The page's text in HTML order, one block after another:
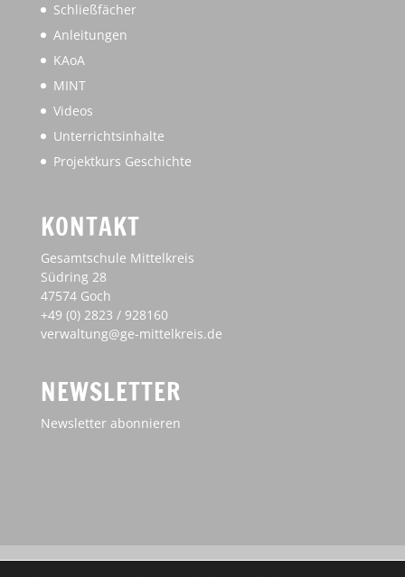
Schließfächer
Anleitungen
KAoA
MINT
Videos
Unterrichtsinhalte
Projektkurs Geschichte
KONTAKT
Gesamtschule Mittelkreis
Südring 28
47574 Goch
+49 (0) 2823 / 928160
verwaltung@ge-mittelkreis.de
NEWSLETTER
Newsletter abonnieren